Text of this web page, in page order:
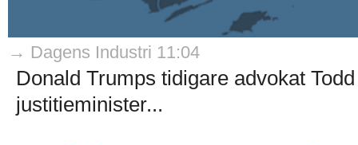
→ Dagens Industri 11:04
Donald Trumps tidigare advokat
justitieminister...